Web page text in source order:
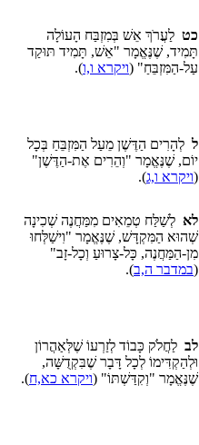
כט לַעֲרֹךְ אֵשׁ בְּמִזְבַּח הָעוֹלָה
תָּמִיד, שֶׁנֶּאֱמָר "אֵשׁ, תָּמִיד תּוּקַד
עַל-הַמִּזְבֵּחַ" (ויקרא ו,ו).
ל לְהָרִים הַדֶּשֶׁן מֵעַל הַמִּזְבֵּחַ בְּכָל
יוֹם, שֶׁנֶּאֱמָר "וְהֵרִים אֶת-הַדֶּשֶׁן"
(ויקרא ו,ג).
לא לְשַׁלַּח טְמֵאִים מִמַּחֲנֶה שְׁכִינָה
שְׁהוּא הַמִּקְדָּשׁ, שֶׁנֶּאֱמָר "וִישַׁלְּחוּ
מִן-הַמַּחֲנֶה, כָּל-צָרוּעַ וְכָל-זָב"
(במדבר ה,ב).
לב לַחֲלֹק כָּבוֹד לְזַרְעוֹ שֶׁלְּאַהֲרוֹן
וּלְהַקְדִּימוֹ לְכָל דָּבָר שֶׁבִּקְדֻשָּׁה,
שֶׁנֶּאֱמָר "וְקִדַּשְׁתּוֹ" (ויקרא כא,ח).